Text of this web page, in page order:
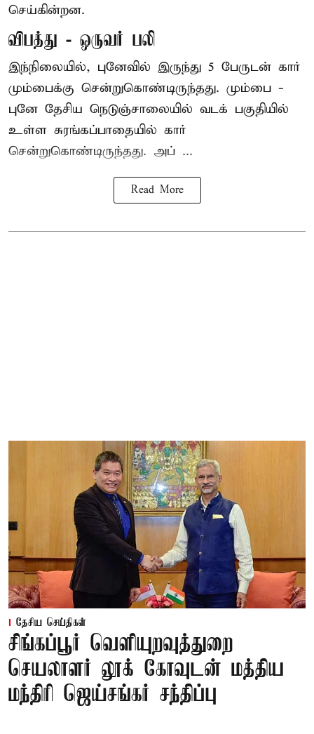
செய்கின்றன.
விபத்து - ஒருவர் பலி
இந்நிலையில், புனேவில் இருந்து 5 பேருடன் கார்
மும்பைக்கு சென்றுகொண்டிருந்தது. மும்பை -
புனே தேசிய நெடுஞ்சாலையில் வடக் பகுதியில்
உள்ள சுரங்கப்பாதையில் கார்
சென்றுகொண்டிருந்தது. அப் ...
Read More
தேசிய செய்திகள்
சிங்கப்பூர் வெளியுறவுத்துறை
செயலாளர் லூக் கோவுடன் மத்திய
மந்திரி ஜெய்சங்கர் சந்திப்பு